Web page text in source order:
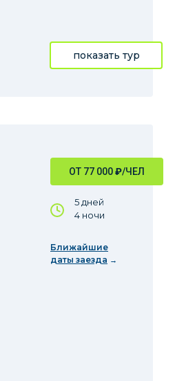
показать тур
ОТ 77 000₽/ЧЕЛ
5 дней
4 ночи
Ближайшие
даты заезда